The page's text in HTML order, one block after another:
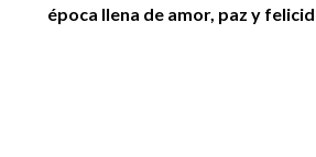
época llena de amor, paz y